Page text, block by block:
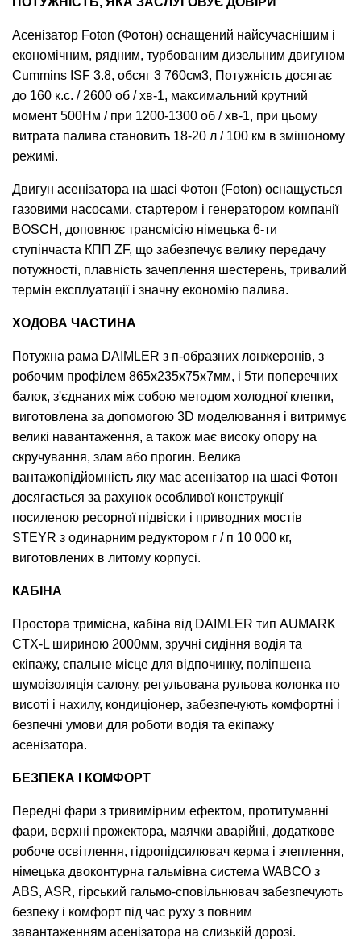
Асенізатор Foton (Фотон) оснащений найсучаснішим і
економічним, рядним, турбованим дизельним двигуном
Cummins ISF 3.8, обсяг 3 760см3, Потужність досягає
до 160 к.с. / 2600 об / хв-1, максимальний крутний
момент 500Нм / при 1200-1300 об / хв-1, при цьому
витрата палива становить 18-20 л / 100 км в змішоному
режимі.
Двигун асенізатора на шасі Фотон (Foton) оснащується
газовими насосами, стартером і генератором компанії
BOSCH, доповнює трансмісію німецька 6-ти
ступінчаста КПП ZF, що забезпечує велику передачу
потужності, плавність зачеплення шестерень, тривалий
термін експлуатації і значну економію палива.
ХОДОВА ЧАСТИНА
Потужна рама DAIMLER з п-образних лонжеронів, з
робочим профілем 865х235х75х7мм, і 5ти поперечних
балок, з'єднаних між собою методом холодної клепки,
виготовлена за допомогою 3D моделювання і витримує
великі навантаження, а також має високу опору на
скручування, злам або прогин. Велика
вантажопідйомність яку має асенізатор на шасі Фотон
досягається за рахунок особливої конструкції
посиленою ресорної підвіски і приводних мостів
STEYR з одинарним редуктором г / п 10 000 кг,
виготовлених в литому корпусі.
КАБІНА
Простора тримісна, кабіна від DAIMLER тип AUMARK
CТХ-L шириною 2000мм, зручні сидіння водія та
екіпажу, спальне місце для відпочинку, поліпшена
шумоізоляція салону, регульована рульова колонка по
висоті і нахилу, кондиціонер, забезпечують комфортні і
безпечні умови для роботи водія та екіпажу
асенізатора.
БЕЗПЕКА І КОМФОРТ
Передні фари з тривимірним ефектом, протитуманні
фари, верхні прожектора, маячки аварійні, додаткове
робоче освітлення, гідропідсилювач керма і зчеплення,
німецька двоконтурна гальмівна система WABCO з
ABS, ASR, гірський гальмо-сповільнювач забезпечують
безпеку і комфорт під час руху з повним
завантаженням асенізатора на слизькій дорозі.